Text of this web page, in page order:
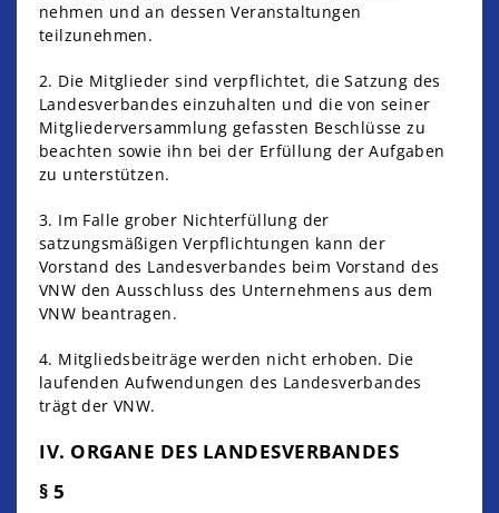
nehmen und an dessen Veranstaltungen
teilzunehmen.
2. Die Mitglieder sind verpflichtet, die Satzung des
Landesverbandes einzuhalten und die von seiner
Mitgliederversammlung gefassten Beschlüsse zu
beachten sowie ihn bei der Erfüllung der Aufgaben
zu unterstützen.
3. Im Falle grober Nichterfüllung der
satzungsmäßigen Verpflichtungen kann der
Vorstand des Landesverbandes beim Vorstand des
VNW den Ausschluss des Unternehmens aus dem
VNW beantragen.
4. Mitgliedsbeiträge werden nicht erhoben. Die
laufenden Aufwendungen des Landesverbandes
trägt der VNW.
IV. ORGANE DES LANDESVERBANDES
§ 5